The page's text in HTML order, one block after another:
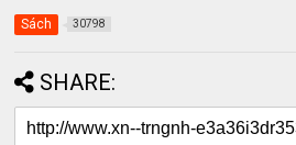
Sách 30798
SHARE: